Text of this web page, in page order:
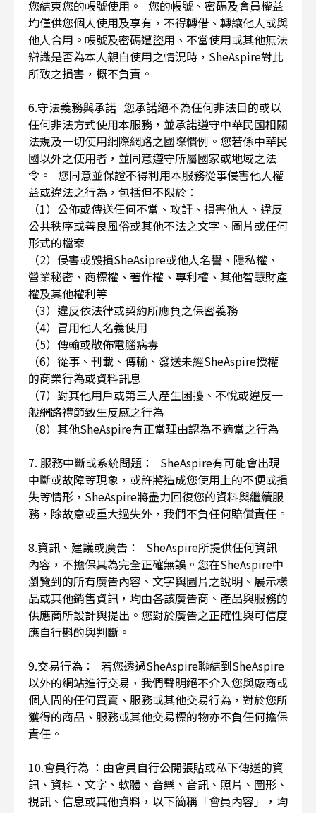
您結束您的帳號使用。 您的帳號、密碼及會員權益
均僅供您個人使用及享有，不得轉借、轉讓他人或與
他人合用。帳號及密碼遭盜用、不當使用或其他無法
辯識是否為本人親自使用之情況時，SheAspire對此
所致之損害，概不負責。
6.守法義務與承諾 您承諾絕不為任何非法目的或以
任何非法方式使用本服務，並承諾遵守中華民國相關
法規及一切使用網際網路之國際慣例。您若係中華民
國以外之使用者，並同意遵守所屬國家或地域之法
令。 您同意並保證不得利用本服務從事侵害他人權
益或違法之行為，包括但不限於：
（1）公佈或傳送任何不當、攻訐、損害他人、違反
公共秩序或善良風俗或其他不法之文字、圖片或任何
形式的檔案
（2）侵害或毀損SheAsipre或他人名譽、隱私權、
營業秘密、商標權、著作權、專利權、其他智慧財產
權及其他權利等
（3）違反依法律或契約所應負之保密義務
（4）冒用他人名義使用
（5）傳輸或散佈電腦病毒
（6）從事、刊載、傳輸、發送未經SheAspire授權
的商業行為或資料訊息
（7）對其他用戶或第三人產生困擾、不悅或違反一
般網路禮節致生反感之行為
（8）其他SheAspire有正當理由認為不適當之行為
7. 服務中斷或系統問題： SheAspire有可能會出現
中斷或故障等現象，或許將造成您使用上的不便或損
失等情形，SheAspire將盡力回復您的資料與繼續服
務，除故意或重大過失外，我們不負任何賠償責任。
8.資訊、建議或廣告： SheAspire所提供任何資訊
內容，不擔保其為完全正確無誤。您在SheAspire中
瀏覽到的所有廣告內容、文字與圖片之說明、展示樣
品或其他銷售資訊，均由各該廣告商、產品與服務的
供應商所設計與提出。您對於廣告之正確性與可信度
應自行斟酌與判斷。
9.交易行為： 若您透過SheAspire聯結到SheAspire
以外的網站進行交易，我們聲明絕不介入您與廠商或
個人間的任何買賣、服務或其他交易行為，對於您所
獲得的商品、服務或其他交易標的物亦不負任何擔保
責任。
10.會員行為 ：由會員自行公開張貼或私下傳送的資
訊、資料、文字、軟體、音樂、音訊、照片、圖形、
視訊、信息或其他資料，以下簡稱「會員內容」，均